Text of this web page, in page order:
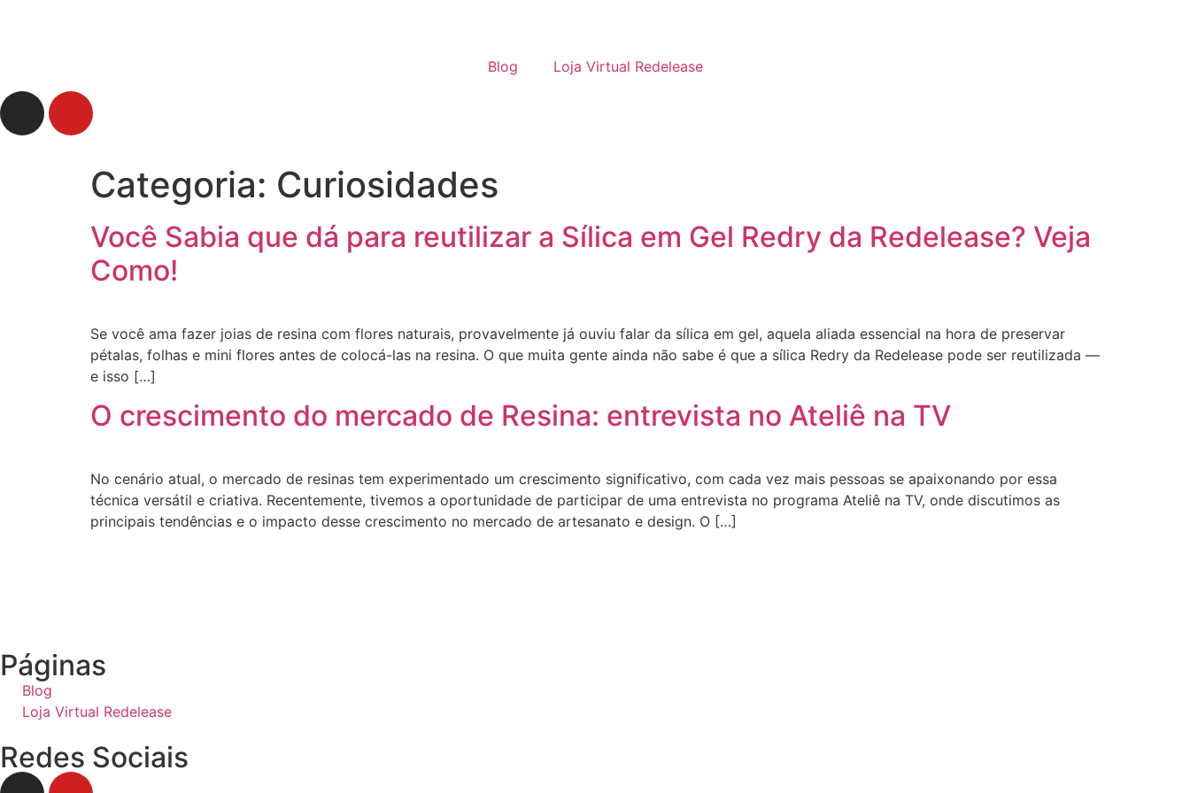
Blog Loja Virtual Redelease
Categoria: Curiosidades
Você Sabia que dá para reutilizar a Sílica em Gel Redry da Redelease? Veja
Como!
Se você ama fazer joias de resina com flores naturais, provavelmente já ouviu falar da sílica em gel, aquela aliada essencial na hora de preservar
pétalas, folhas e mini flores antes de colocá-las na resina. O que muita gente ainda não sabe é que a sílica Redry da Redelease pode ser reutilizada —
e isso […]
O crescimento do mercado de Resina: entrevista no Ateliê na TV
No cenário atual, o mercado de resinas tem experimentado um crescimento significativo, com cada vez mais pessoas se apaixonando por essa
técnica versátil e criativa. Recentemente, tivemos a oportunidade de participar de uma entrevista no programa Ateliê na TV, onde discutimos as
principais tendências e o impacto desse crescimento no mercado de artesanato e design. O […]
Páginas
Blog
Loja Virtual Redelease
Redes Sociais